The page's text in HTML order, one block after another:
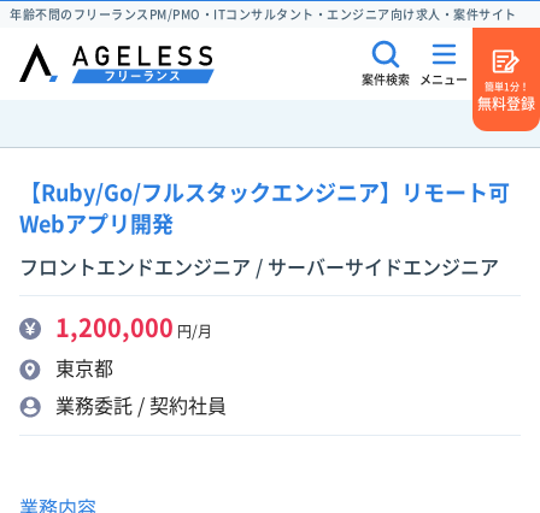
年齢不問のフリーランスPM/PMO・ITコンサルタント・エンジニア向け求人・案件サイト
案件検索 メニュー
簡単1分！
無料登録
【Ruby/Go/フルスタックエンジニア】リモート可
Webアプリ開発
フロントエンドエンジニア / サーバーサイドエンジニア
1,200,000 円/月
東京都
業務委託 / 契約社員
業務内容